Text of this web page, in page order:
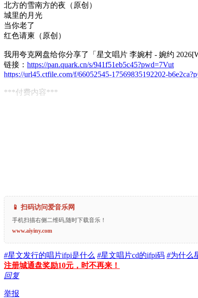
北方的雪南方的夜（原创）
城里的月光
当你老了
红色请柬（原创）
我用夸克网盘给你分享了「星文唱片 李婉村 - 婉约
链接： https://pan.quark.cn/s/941f51eb5c45?pwd=7Vut
https://url45.ctfile.com/f/66052545-17569835192202-
***付费内容***
📱 扫码访问爱音乐网
手机扫描右侧二维码,随时下载音乐！
www.aiyiny.com
#星文发行的唱片ifpi是什么 #星文唱片cd的ifpi码 #为什么
注册城通盘奖励10元，时不再来！
回复
举报